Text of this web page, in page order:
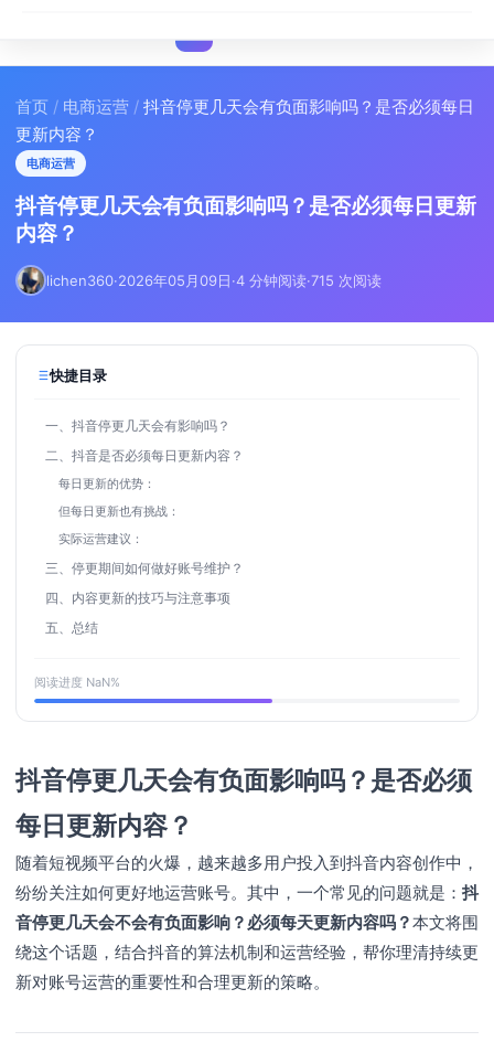
首页 / 电商运营 / 抖音停更几天会有负面影响吗？是否必须每日
更新内容？
电商运营
抖音停更几天会有负面影响吗？是否必须每日更新
内容？
lichen360·2026年05月09日·4 分钟阅读·715 次阅读
快捷目录
一、抖音停更几天会有影响吗？
二、抖音是否必须每日更新内容？
每日更新的优势：
但每日更新也有挑战：
实际运营建议：
三、停更期间如何做好账号维护？
四、内容更新的技巧与注意事项
五、总结
阅读进度 NaN%
抖音停更几天会有负面影响吗？是否必须
每日更新内容？
随着短视频平台的火爆，越来越多用户投入到抖音内容创作中，
纷纷关注如何更好地运营账号。其中，一个常见的问题就是： 抖
音停更几天会不会有负面影响？必须每天更新内容吗？本文将围
绕这个话题，结合抖音的算法机制和运营经验，帮你理清持续更
新对账号运营的重要性和合理更新的策略。